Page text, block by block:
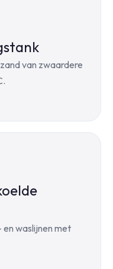
van zwaardere
waslijnen met